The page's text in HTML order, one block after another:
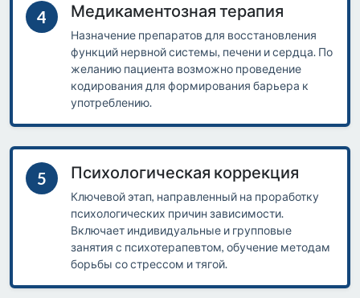
4 Медикаментозная терапия
Назначение препаратов для восстановления
функций нервной системы, печени и сердца. По
желанию пациента возможно проведение
кодирования для формирования барьера к
употреблению.
5 Психологическая коррекция
Ключевой этап, направленный на проработку
психологических причин зависимости.
Включает индивидуальные и групповые
занятия с психотерапевтом, обучение методам
борьбы со стрессом и тягой.